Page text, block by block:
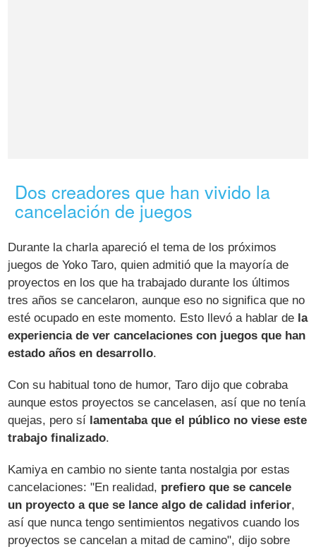
Dos creadores que han vivido la
cancelación de juegos
Durante la charla apareció el tema de los próximos
juegos de Yoko Taro, quien admitió que la mayoría de
proyectos en los que ha trabajado durante los últimos
tres años se cancelaron, aunque eso no significa que no
esté ocupado en este momento. Esto llevó a hablar de la
experiencia de ver cancelaciones con juegos que han
estado años en desarrollo.
Con su habitual tono de humor, Taro dijo que cobraba
aunque estos proyectos se cancelasen, así que no tenía
quejas, pero sí lamentaba que el público no viese este
trabajo finalizado.
Kamiya en cambio no siente tanta nostalgia por estas
cancelaciones: "En realidad, prefiero que se cancele
un proyecto a que se lance algo de calidad inferior,
así que nunca tengo sentimientos negativos cuando los
proyectos se cancelan a mitad de camino", dijo sobre